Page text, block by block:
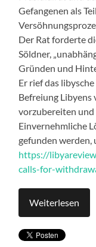
Gefangenen als
Der Rat forderte
Söldner,
Gründen und
Er rief das
Befreiung Libyens
vorzubereiten und
Einvernehmliche
gefunden werden,
https://
calls-for-
Weiterlesen